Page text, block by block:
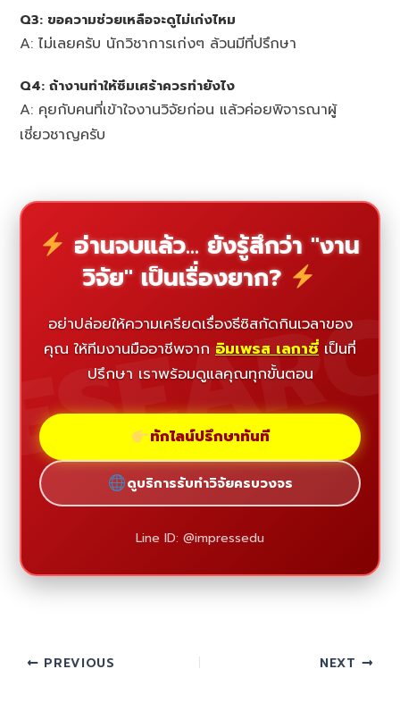
Q3: ขอความช่วยเหลือจะดูไม่เก่งไหม
A: ไม่เลยครับ นักวิชาการเก่งๆ ล้วนมีที่ปรึกษา
Q4: ถ้างานทำให้ซึมเศร้าควรทำยังไง
A: คุยกับคนที่เข้าใจงานวิจัยก่อน แล้วค่อยพิจารณาผู้
เชี่ยวชาญครับ
อ่านจบแล้ว... ยังรู้สึกว่า "งาน
วิจัย" เป็นเรื่องยาก?
อย่าปล่อยให้ความเครียดเรื่องธีซิสกัดกินเวลาของ
คุณ ให้ทีมงานมืออาชีพจาก อิมเพรส เลกาซี่ เป็นที่
ปรึกษา เราพร้อมดูแลคุณทุกขั้นตอน
ทักไลน์ปรึกษาทันที
ดูบริการรับทำวิจัยครบวงจร
Line ID: @impressedu
PREVIOUS NEXT